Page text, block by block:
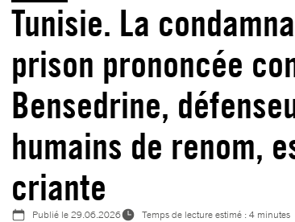
Tunisie. La
prison prononcée
Bensedrine,
humains de renom,
criante
Publié le29.06.2026
Temps de lecture estimé : 4 minutes